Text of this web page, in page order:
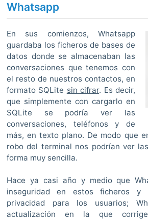
Whatsapp
En sus comienzos, Whatsapp
guardaba los ficheros de bases de
datos donde se almacenaban las
conversaciones que tenemos con
el resto de nuestros contactos, en
formato SQLite sin cifrar. Es decir,
que simplemente con cargarlo en
SQLite se podría ver las
conversaciones, teléfonos y de
más, en texto plano. De modo que
robo del terminal nos podrían ver
forma muy sencilla.
Hace ya casi año y medio que
inseguridad en estos ficheros y
privacidad para los usuarios;
actualización en la que